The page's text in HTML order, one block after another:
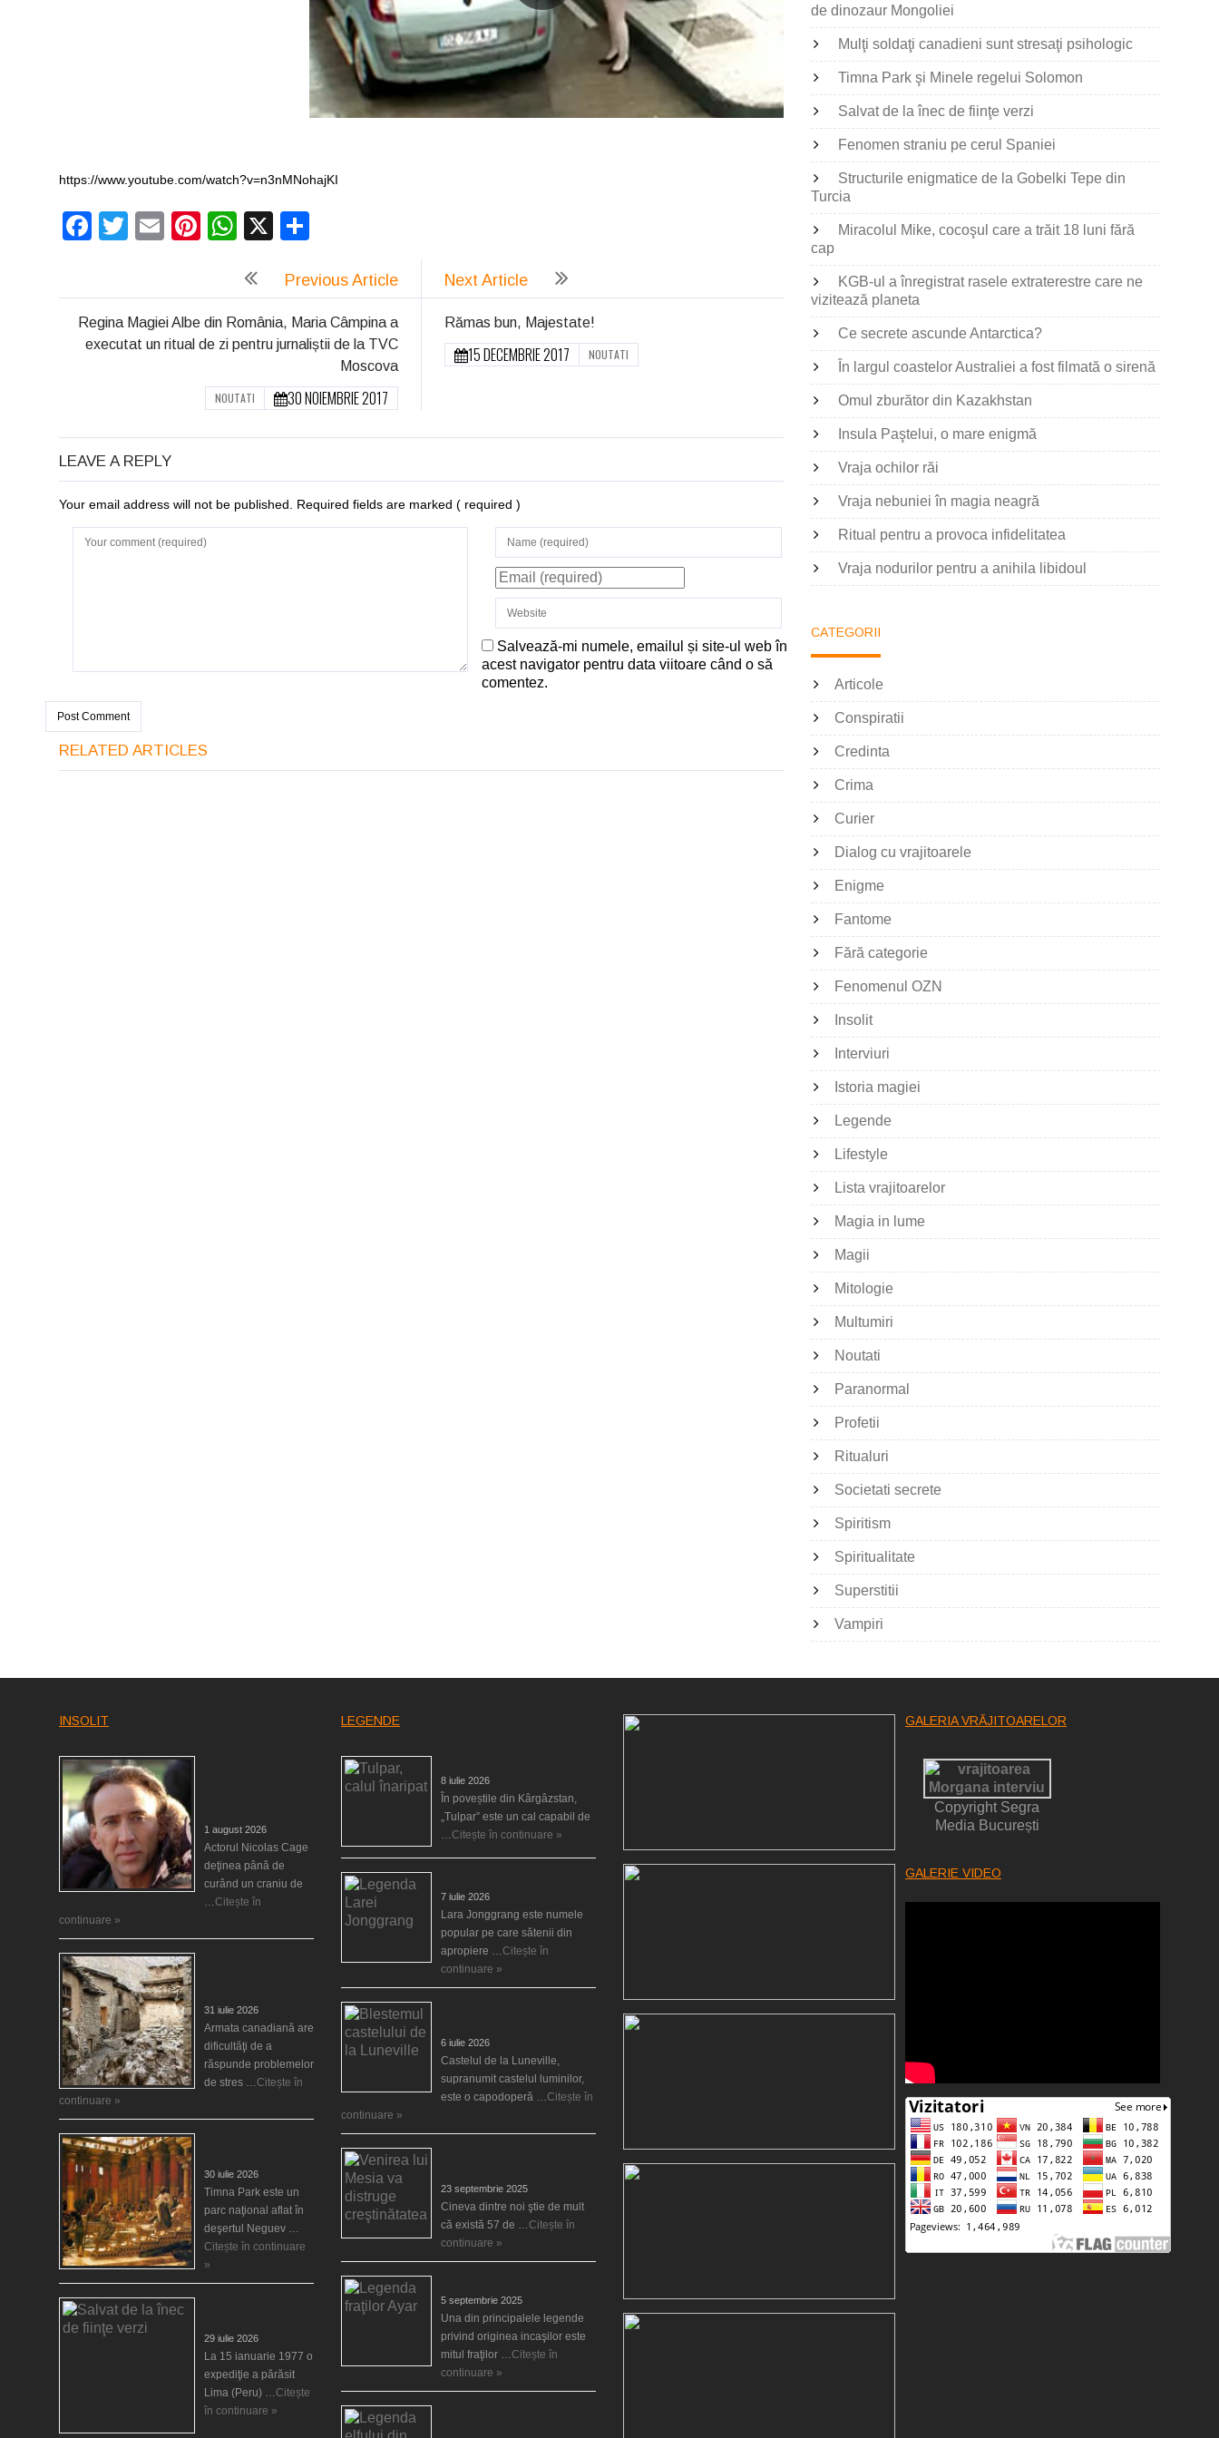
https://www.youtube.com/watch?v=n3nMNohajKI
Facebook
Twitter
EmailPinterest
WhatsApp
X
Previous Article
Regina Magiei Albe din România, Maria Câmpina a
executat un ritual de zi pentru jurnaliștii de la TVC
Moscova
30 NOIEMBRIE 2017
NOUTATI
Next Article
Rămas bun, Majestate!
15 DECEMBRIE 2017 NOUTATI
LEAVE A REPLY
Your email address will not be published. Required fields are marked ( required )
Salvează-mi numele, emailul și site-ul web în
acest navigator pentru data viitoare când o să
comentez.
RELATED ARTICLES
de dinozaur Mongoliei
Mulţi soldaţi canadieni sunt stresaţi psihologic
Timna Park şi Minele regelui Solomon
Salvat de la înec de fiinţe verzi
Fenomen straniu pe cerul Spaniei
Structurile enigmatice de la Gobelki Tepe din
Turcia
Miracolul Mike, cocoşul care a trăit 18 luni fără
cap
KGB-ul a înregistrat rasele extraterestre care ne
vizitează planeta
Ce secrete ascunde Antarctica?
În largul coastelor Australiei a fost filmată o sirenă
Omul zburător din Kazakhstan
Insula Paştelui, o mare enigmă
Vraja ochilor răi
Vraja nebuniei în magia neagră
Ritual pentru a provoca infidelitatea
Vraja nodurilor pentru a anihila libidoul
CATEGORII
Articole
Conspiratii
Credinta
Crima
Curier
Dialog cu vrajitoarele
Enigme
Fantome
Fără categorie
Fenomenul OZN
Insolit
Interviuri
Istoria magiei
Legende
Lifestyle
Lista vrajitoarelor
Magia in lume
Magii
Mitologie
Multumiri
Noutati
Paranormal
Profetii
Ritualuri
Societati secrete
Spiritism
Spiritualitate
Superstitii
Vampiri
INSOLIT
1 august 2026
Actorul Nicolas Cage
deţinea până de
curând un craniu de
…Citește în
continuare »
31 iulie 2026
Armata canadiană are
dificultăţi de a
răspunde problemelor
de stres …Citește în
continuare »
30 iulie 2026
Timna Park este un
parc naţional aflat în
deşertul Neguev …
Citește în continuare
»
29 iulie 2026
La 15 ianuarie 1977 o
expediţie a părăsit
Lima (Peru) …Citește
în continuare »
LEGENDE
8 iulie 2026
În poveștile din Kârgâzstan,
„Tulpar” este un cal capabil de
…Citește în continuare »
7 iulie 2026
Lara Jonggrang este numele
popular pe care sătenii din
apropiere …Citește în
continuare »
6 iulie 2026
Castelul de la Luneville,
supranumit castelul luminilor,
este o capodoperă …Citește în
continuare »
23 septembrie 2025
Cineva dintre noi ştie de mult
că există 57 de …Citește în
continuare »
5 septembrie 2025
Una din principalele legende
privind originea incaşilor este
mitul fraţilor …Citește în
continuare »
GALERIA VRĂJITOARELOR
Copyright Segra
Media București
GALERIE VIDEO